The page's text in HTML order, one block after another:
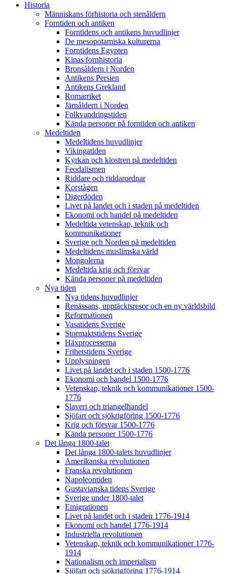
Historia
Människans förhistoria och stenåldern
Forntiden och antiken
Forntidens och antikens huvudlinjer
De mesopotamiska kulturerna
Forntidens Egypten
Kinas fornhistoria
Bronsåldern i Norden
Antikens Persien
Antikens Grekland
Romarriket
Järnåldern i Norden
Folkvandringstiden
Kända personer på forntiden och antiken
Medeltiden
Medeltidens huvudlinjer
Vikingatiden
Kyrkan och klostren på medeltiden
Feodalismen
Riddare och riddarordnar
Korstågen
Digerdöden
Livet på landet och i staden på medeltiden
Ekonomi och handel på medeltiden
Medeltida vetenskap, teknik och
kommunikationer
Sverige och Norden på medeltiden
Medeltidens muslimska värld
Mongolerna
Medeltida krig och försvar
Kända personer på medeltiden
Nya tiden
Nya tidens huvudlinjer
Renässans, upptäcktsresor och en ny världsbild
Reformationen
Vasatidens Sverige
Stormaktstidens Sverige
Häxprocesserna
Frihetstidens Sverige
Upplysningen
Livet på landet och i staden 1500-1776
Ekonomi och handel 1500-1776
Vetenskap, teknik och kommunikationer 1500-
1776
Slaveri och triangelhandel
Sjöfart och sjökrigföring 1500-1776
Krig och försvar 1500-1776
Kända personer 1500-1776
Det långa 1800-talet
Det långa 1800-talets huvudlinjer
Amerikanska revolutionen
Franska revolutionen
Napoleontiden
Gustavianska tidens Sverige
Sverige under 1800-talet
Emigrationen
Livet på landet och i staden 1776-1914
Ekonomi och handel 1776-1914
Industriella revolutionen
Vetenskap, teknik och kommunikationer 1776-
1914
Nationalism och imperialism
Sjöfart och sjökrigföring 1776-1914